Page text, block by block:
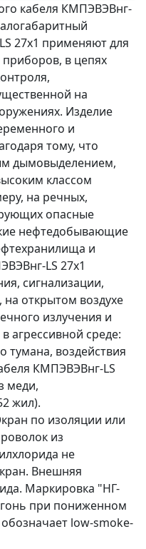
кабеля КМПЭВЭВнг-
27х1 применяют для
в цепях
на
Изделие
и
тому, что
дымовыделением,
классом
на речных,
опасные
нефтедобывающие
и
LS 27х1
сигнализации,
на открытом воздухе
излучения и
агрессивной среде:
тумана, воздействия
КМПЭВЭВнг-LS
меди,
жил).
по изоляции или
из
не
Внешняя
Маркировка "НГ-
при пониженном
low-smoke-